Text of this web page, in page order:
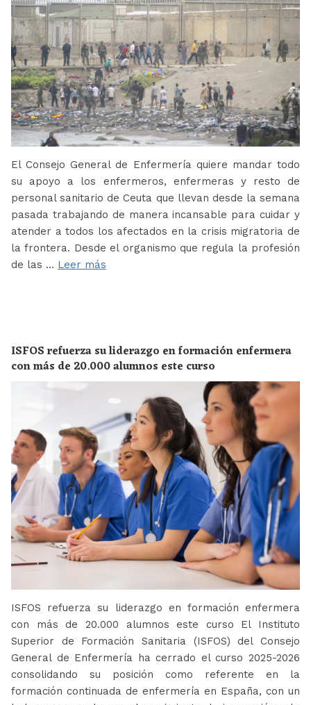
El Consejo General de Enfermería quiere mandar todo
su apoyo a los enfermeros, enfermeras y resto de
personal sanitario de Ceuta que llevan desde la semana
pasada trabajando de manera incansable para cuidar y
atender a todos los afectados en la crisis migratoria de
la frontera. Desde el organismo que regula la profesión
de las … Leer más
ISFOS refuerza su liderazgo en formación enfermera
con más de 20.000 alumnos este curso
ISFOS refuerza su liderazgo en formación enfermera
con más de 20.000 alumnos este curso El Instituto
Superior de Formación Sanitaria (ISFOS) del Consejo
General de Enfermería ha cerrado el curso 2025-2026
consolidando su posición como referente en la
formación continuada de enfermería en España, con un